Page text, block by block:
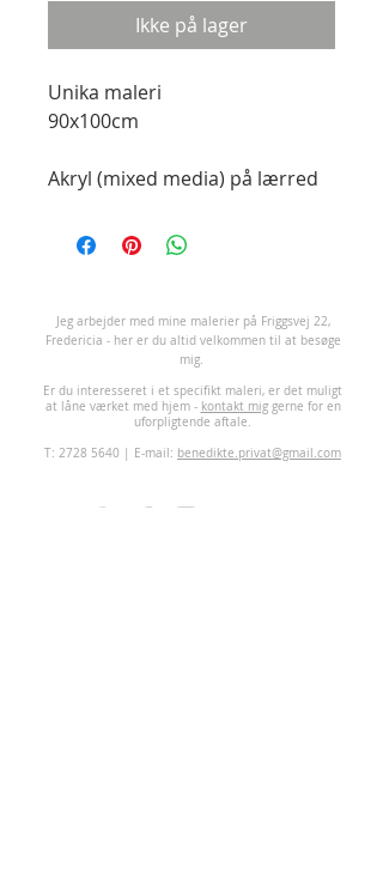
Ikke på lager
Unika maleri
90x100cm
Akryl (mixed media) på lærred
eg arbejder med mine malerier på Friggsvej 22,
Fredericia - her er du altid velkommen til at besøge
mig.
Er du interesseret i et specifikt maleri, er det muligt
at låne værket med hjem - kontakt miggerne for en
uforpligtende aftale.
T: 2728 5640 | E-mail: benedikte.privat@gmail.com